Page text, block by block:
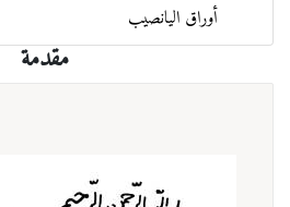
أوراق اليانصيب
مقدمة